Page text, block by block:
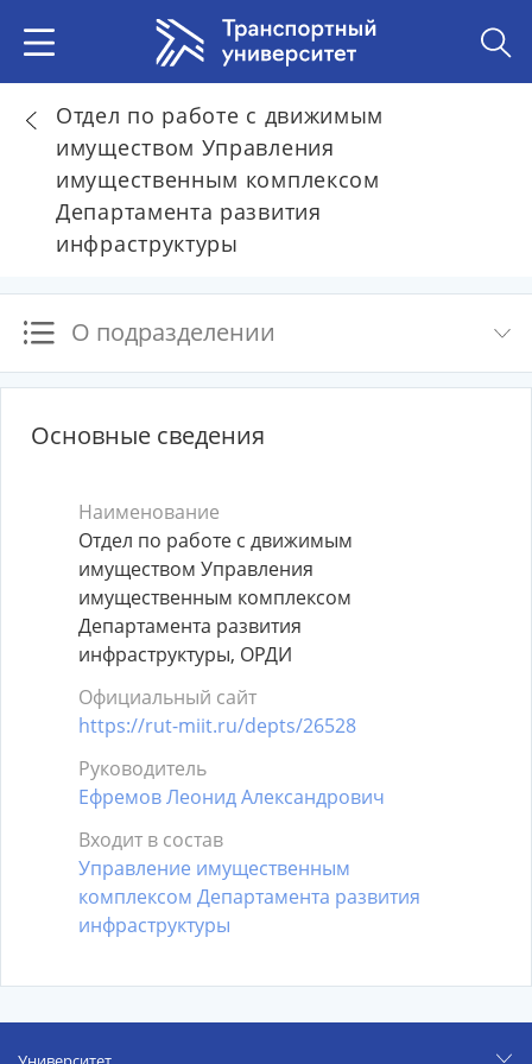
Отдел по работе с движимым
имуществом Управления
имущественным комплексом
Департамента развития
инфраструктуры
О подразделении
Основные сведения
Наименование
Отдел по работе с движимым
имуществом Управления
имущественным комплексом
Департамента развития
инфраструктуры, ОРДИ
Официальный сайт
https://rut-miit.ru/depts/26528
Руководитель
Ефремов Леонид Александрович
Входит в состав
Управление имущественным
комплексом Департамента развития
инфраструктуры